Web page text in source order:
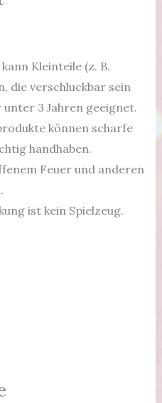
Kleinteile (z. B.
die verschluckbar sein
3 Jahren geeignet.
können scharfe
handhaben.
Feuer und anderen
ist kein Spielzeug.